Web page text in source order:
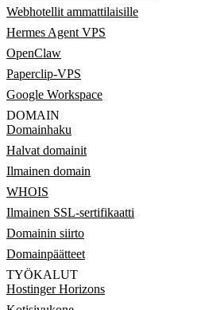
Webhotellit ammattilaisille
Hermes Agent VPS
OpenClaw
Paperclip-VPS
Google Workspace
DOMAIN
Domainhaku
Halvat domainit
Ilmainen domain
WHOIS
Ilmainen SSL-sertifikaatti
Domainin siirto
Domainpäätteet
TYÖKALUT
Hostinger Horizons